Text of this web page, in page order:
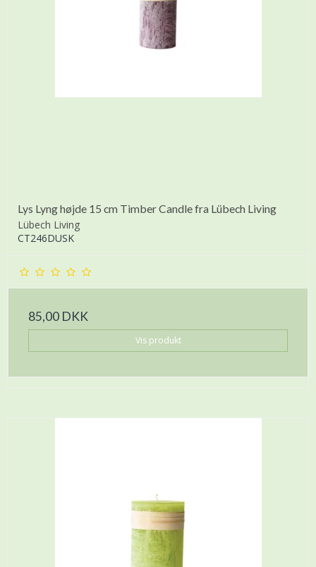
Lys Lyng højde 15 cm Timber Candle fra Lübech Living
Lübech Living
CT246DUSK
85,00 DKK
Vis produkt